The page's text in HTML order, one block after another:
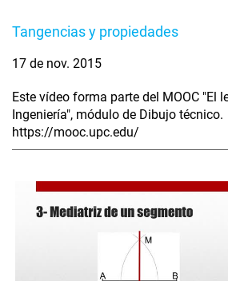
Tangencias y propiedades
17 de nov. 2015
Este vídeo forma parte del MOOC "El
Ingeniería", módulo de Dibujo técnico.
https://mooc.upc.edu/